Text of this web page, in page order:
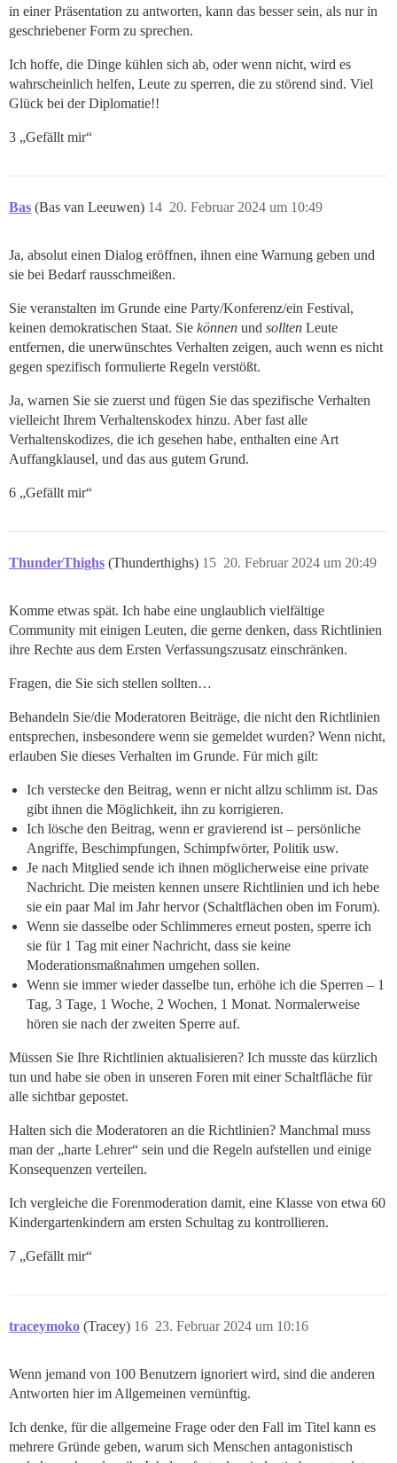
in einer Präsentation zu antworten, kann das besser sein, als nur in
geschriebener Form zu sprechen.
Ich hoffe, die Dinge kühlen sich ab, oder wenn nicht, wird es
wahrscheinlich helfen, Leute zu sperren, die zu störend sind. Viel
Glück bei der Diplomatie!!
3 „Gefällt mir“
Bas (Bas van Leeuwen) 20. Februar 2024 um 10:49
14
Ja, absolut einen Dialog eröffnen, ihnen eine Warnung geben und
sie bei Bedarf rausschmeißen.
Sie veranstalten im Grunde eine Party/Konferenz/ein Festival,
keinen demokratischen Staat. Sie können und sollten Leute
entfernen, die unerwünschtes Verhalten zeigen, auch wenn es nicht
gegen spezifisch formulierte Regeln verstößt.
Ja, warnen Sie sie zuerst und fügen Sie das spezifische Verhalten
vielleicht Ihrem Verhaltenskodex hinzu. Aber fast alle
Verhaltenskodizes, die ich gesehen habe, enthalten eine Art
Auffangklausel, und das aus gutem Grund.
6 „Gefällt mir“
ThunderThighs (Thunderthighs) 20. Februar 2024 um 20:49
15
Komme etwas spät. Ich habe eine unglaublich vielfältige
Community mit einigen Leuten, die gerne denken, dass Richtlinien
ihre Rechte aus dem Ersten Verfassungszusatz einschränken.
Fragen, die Sie sich stellen sollten…
Behandeln Sie/die Moderatoren Beiträge, die nicht den Richtlinien
entsprechen, insbesondere wenn sie gemeldet wurden? Wenn nicht,
erlauben Sie dieses Verhalten im Grunde. Für mich gilt:
Ich verstecke den Beitrag, wenn er nicht allzu schlimm ist. Das
gibt ihnen die Möglichkeit, ihn zu korrigieren.
Ich lösche den Beitrag, wenn er gravierend ist – persönliche
Angriffe, Beschimpfungen, Schimpfwörter, Politik usw.
Je nach Mitglied sende ich ihnen möglicherweise eine private
Nachricht. Die meisten kennen unsere Richtlinien und ich hebe
sie ein paar Mal im Jahr hervor (Schaltflächen oben im Forum).
Wenn sie dasselbe oder Schlimmeres erneut posten, sperre ich
sie für 1 Tag mit einer Nachricht, dass sie keine
Moderationsmaßnahmen umgehen sollen.
Wenn sie immer wieder dasselbe tun, erhöhe ich die Sperren – 1
Tag, 3 Tage, 1 Woche, 2 Wochen, 1 Monat. Normalerweise
hören sie nach der zweiten Sperre auf.
Müssen Sie Ihre Richtlinien aktualisieren? Ich musste das kürzlich
tun und habe sie oben in unseren Foren mit einer Schaltfläche für
alle sichtbar gepostet.
Halten sich die Moderatoren an die Richtlinien? Manchmal muss
man der „harte Lehrer“ sein und die Regeln aufstellen und einige
Konsequenzen verteilen.
Ich vergleiche die Forenmoderation damit, eine Klasse von etwa 60
Kindergartenkindern am ersten Schultag zu kontrollieren.
7 „Gefällt mir“
traceymoko (Tracey) 23. Februar 2024 um 10:16
16
Wenn jemand von 100 Benutzern ignoriert wird, sind die anderen
Antworten hier im Allgemeinen vernünftig.
Ich denke, für die allgemeine Frage oder den Fall im Titel kann es
mehrere Gründe geben, warum sich Menschen antagonistisch